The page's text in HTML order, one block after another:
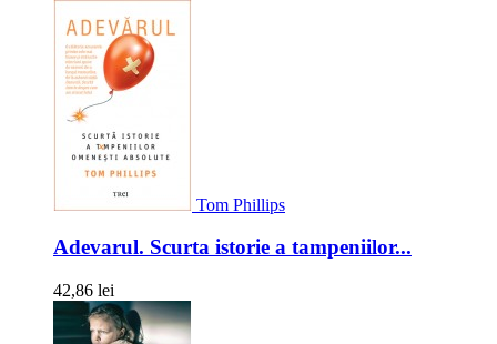
Tom Phillips
Adevarul. Scurta istorie a tampeniilor...
42,86 lei